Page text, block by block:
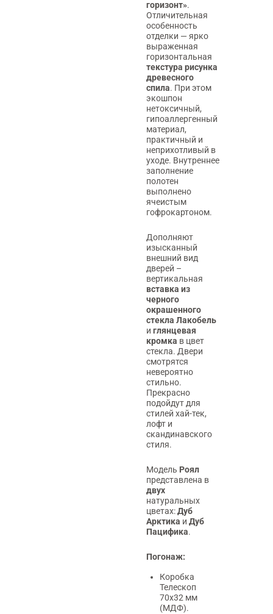
горизонт».
Отличительная
особенность
отделки — ярко
выраженная
горизонтальная
текстура рисунка
древесного
спила. При этом
экошпон
нетоксичный,
гипоаллергенный
материал,
практичный и
неприхотливый в
уходе. Внутреннее
заполнение
полотен
выполнено
ячеистым
гофрокартоном.
Дополняют
изысканный
внешний вид
дверей –
вертикальная
вставка из
черного
окрашенного
стекла Лакобель
и глянцевая
кромка в цвет
стекла. Двери
смотрятся
невероятно
стильно.
Прекрасно
подойдут для
стилей хай-тек,
лофт и
скандинавского
стиля.
Модель Роял
представлена в
двух
натуральных
цветах:Дуб
Арктика и Дуб
Пацифика.
Погонаж:
Коробка
Телескоп
70х32 мм
(МДФ).